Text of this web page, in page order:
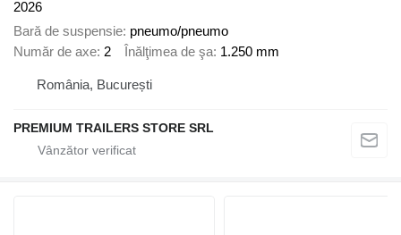
2026
Bară de suspensie pneumo/pneumo
Număr de axe 2 Înălţimea de şa 1.250 mm
România, București
PREMIUM TRAILERS STORE SRL